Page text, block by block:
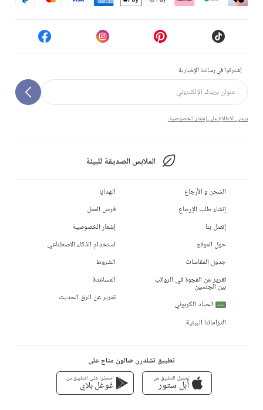
إشتركوا في رسالتنا الإخبارية
يرجى الاطلاع على إشعار الخصوصية.
الملابس الصديقة للبيئة
الشحن و الأرجاع
إنشاء طلب الإرجاع
إتصل بنا
حول الموقع
جدول المقاسات
تقرير عن الفجوة في الرواتب
بين الجنسين
جديد
الحياد الكربوني
التزاماتنا البيئية
الهدايا
فرص العمل
إشعار الخصوصية
استخدام الذكاء الاصطناعي
الشروط
المساعدة
تقرير عن الرق الحديث
تطبيق تشلدرن صالون متاح على
تحميل التطبيق من
أبل ستور
احصلوا على التطبيق من
غوغل بلاي